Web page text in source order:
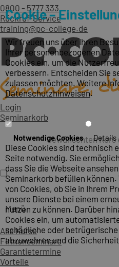
0800 - 5777 333
Rückruf-Service
training@pc-college.de
Login
Seminarkorb
Menü
Alle Kurse
Firmenseminare
Garantietermine
Vorteile
Cookie –
Wir freuen uns über Ihren
Ihrer personenbezogenen
Cookies ein, um die
verbessern. Entscheiden Sie
zulassen möchten. Weitere
Datenschutzhinweisen.
Notwendige Cookies Details
Diese Cookies sind technisch
Seite notwendig. Sie
dass Sie die Webseite
Seminarkorb befüllen
von Cookies, ob Sie in Ihrem
unsere Dienste bei einem
nutzen zu können. Darüber
Cookies ein, um
schädliche oder
abzuwehren und die